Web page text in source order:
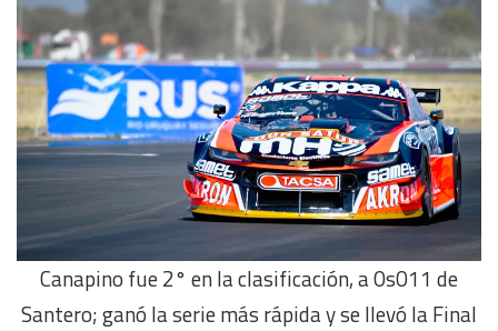
Canapino fue 2° en la clasificación, a 0s011 de
Santero; ganó la serie más rápida y se llevó la Final